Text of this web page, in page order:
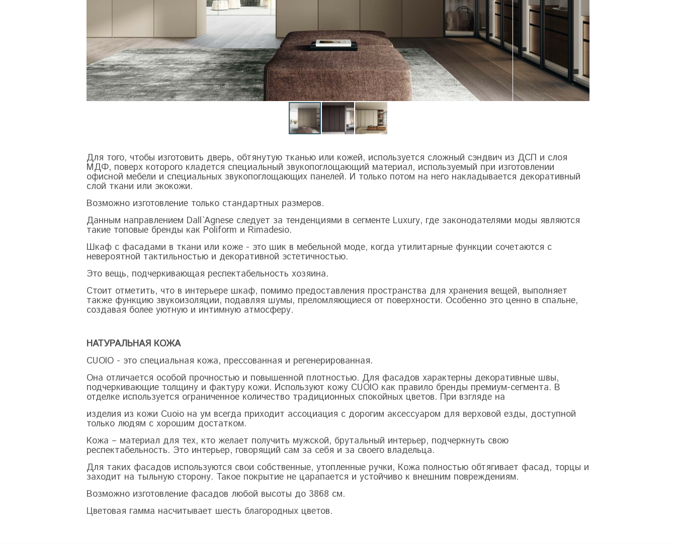
Для того, чтобы изготовить дверь, обтянутую тканью или кожей, используется сложный сэндвич из ДСП и слоя
МДФ, поверх которого кладется специальный звукопоглощающий материал, используемый при изготовлении
офисной мебели и специальных звукопоглощающих панелей. И только потом на него накладывается декоративный
слой ткани или экокожи.
Возможно изготовление только стандартных размеров.
Данным направлением Dall`Agnese следует за тенденциями в сегменте Luxury, где законодателями моды являются
такие топовые бренды как Poliform и Rimadesio.
Шкаф с фасадами в ткани или коже - это шик в мебельной моде, когда утилитарные функции сочетаются с
невероятной тактильностью и декоративной эстетичностью.
Это вещь, подчеркивающая респектабельность хозяина.
Стоит отметить, что в интерьере шкаф, помимо предоставления пространства для хранения вещей, выполняет
также функцию звукоизоляции, подавляя шумы, преломляющиеся от поверхности. Особенно это ценно в спальне,
создавая более уютную и интимную атмосферу.
НАТУРАЛЬНАЯ КОЖА
CUOIO - это специальная кожа, прессованная и регенерированная.
Она отличается особой прочностью и повышенной плотностью. Для фасадов характерны декоративные швы,
подчеркивающие толщину и фактуру кожи. Используют кожу CUOIO как правило бренды премиум-сегмента. В
отделке используется ограниченное количество традиционных спокойных цветов. При взгляде на
изделия из кожи Cuoio на ум всегда приходит ассоциация с дорогим аксессуаром для верховой езды, доступной
только людям с хорошим достатком.
Кожа – материал для тех, кто желает получить мужской, брутальный интерьер, подчеркнуть свою
респектабельность. Это интерьер, говорящий сам за себя и за своего владельца.
Для таких фасадов используются свои собственные, утопленные ручки, Кожа полностью обтягивает фасад, торцы и
заходит на тыльную сторону. Такое покрытие не царапается и устойчиво к внешним повреждениям.
Возможно изготовление фасадов любой высоты до 3868 см.
Цветовая гамма насчитывает шесть благородных цветов.